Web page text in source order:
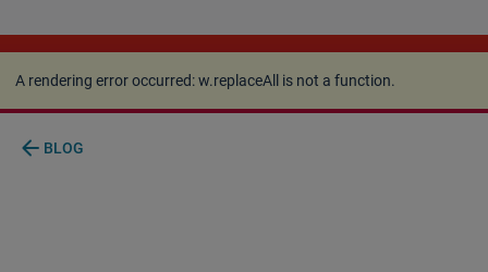
A rendering error occurred:w.replaceAll is not a
function.
A rendering error occurred:w.replaceAll is not a function.
arrow_back BLOG